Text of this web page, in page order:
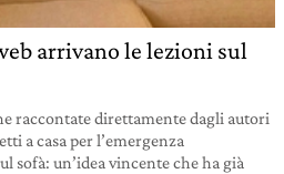
arrivano le lezioni sul
raccontate direttamente dagli autori
a casa per l’emergenza
sofà: un’idea vincente che ha già